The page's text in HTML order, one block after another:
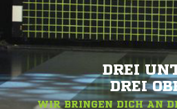
DREI
DREI
WIR BRINGEN DICH AN